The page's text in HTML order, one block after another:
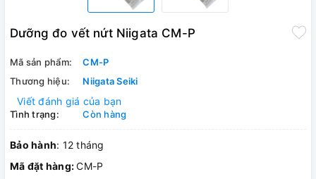
Dưỡng đo vết nứt Niigata CM-P
Mã sản phẩm:
CM-P
Thương hiệu:
Niigata Seiki
Viết đánh giá của bạn
Tình trạng: Còn hàng
Bảo hành: 12 tháng
Mã đặt hàng:CM-P